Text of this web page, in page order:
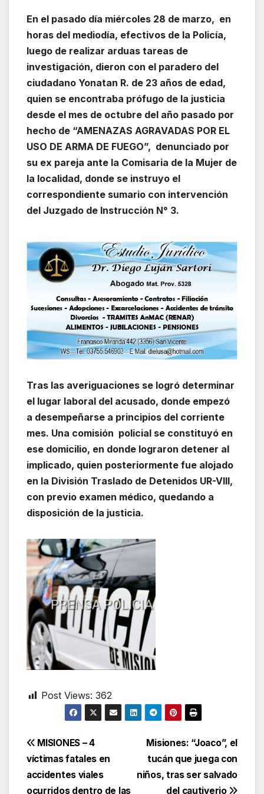
En el pasado día miércoles 28 de marzo, en
horas del mediodía, efectivos de la Policía,
luego de realizar arduas tareas de
investigación, dieron con el paradero del
ciudadano Yonatan R. de 23 años de edad,
quien se encontraba prófugo de la justicia
desde el mes de octubre del año pasado por
hecho de “AMENAZAS AGRAVADAS POR EL
USO DE ARMA DE FUEGO”, denunciado por
su ex pareja ante la Comisaria de la Mujer de
la localidad, donde se instruyo el
correspondiente sumario con intervención
del Juzgado de Instrucción N° 3.
Tras las averiguaciones se logró determinar
el lugar laboral del acusado, donde empezó
a desempeñarse a principios del corriente
mes. Una comisión policial se constituyó en
ese domicilio, en donde lograron detener al
implicado, quien posteriormente fue alojado
en la División Traslado de Detenidos UR-VIII,
con previo examen médico, quedando a
disposición de la justicia.
Post Views: 362
Navegación
de
Misiones: “Joaco”, el
tucán que juega con
niños, tras ser salvado
del cautiverio
MISIONES – 4
víctimas fatales en
accidentes viales
ocurridos dentro de las